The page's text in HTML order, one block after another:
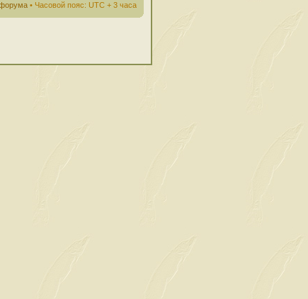
• Часовой пояс: UTC + 3 часа